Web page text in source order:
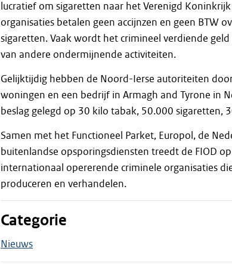
lucratief om sigaretten naar het Verenigd
organisaties betalen geen accijnzen en geen BTW
sigaretten. Vaak wordt het crimineel verdiende
van andere ondermijnende activiteiten.
Gelijktijdig hebben de Noord-Ierse autoriteiten
woningen en een bedrijf in Armagh and Tyrone in
beslag gelegd op 30 kilo tabak, 50.000 sigaretten,
Samen met het Functioneel Parket, Europol, de
buitenlandse opsporingsdiensten treedt de FIOD
internationaal opererende criminele organisaties
produceren en verhandelen.
Categorie
Nieuws